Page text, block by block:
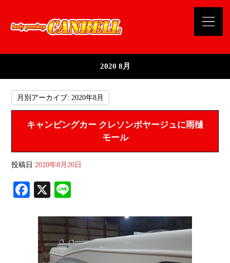
2020 8月
月別アーカイブ:2020年8月
キャンピングカー クレソンボヤージュに雨樋
モール
投稿日 2020年8月20日
Fa
bo
ok
X